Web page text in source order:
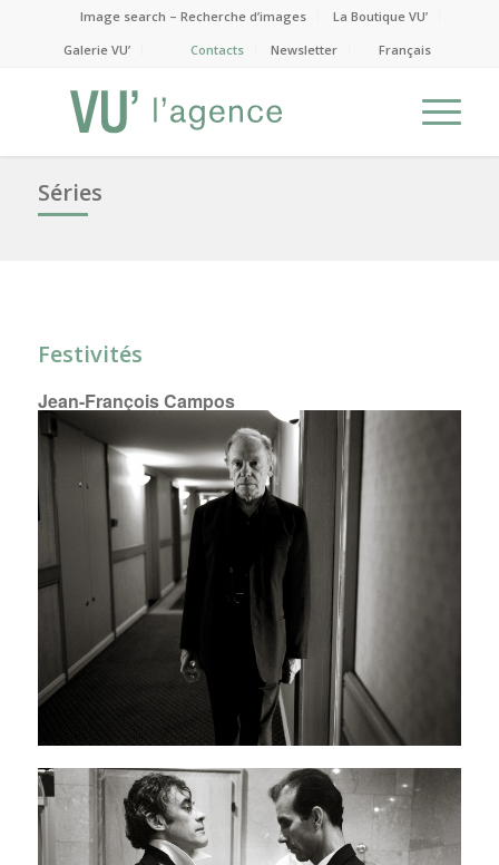
Image search – Recherche d’images
La Boutique VU’
Galerie VU’
Contacts Newsletter Français
Séries
Festivités
Jean-François Campos